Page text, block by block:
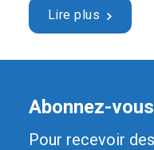
Blainville, situé au
Thérèse. Cette
Lire plus
Abonnez-
Pour recevoir